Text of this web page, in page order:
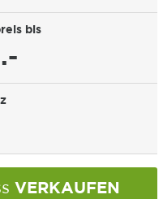
bis
VERKAUFEN